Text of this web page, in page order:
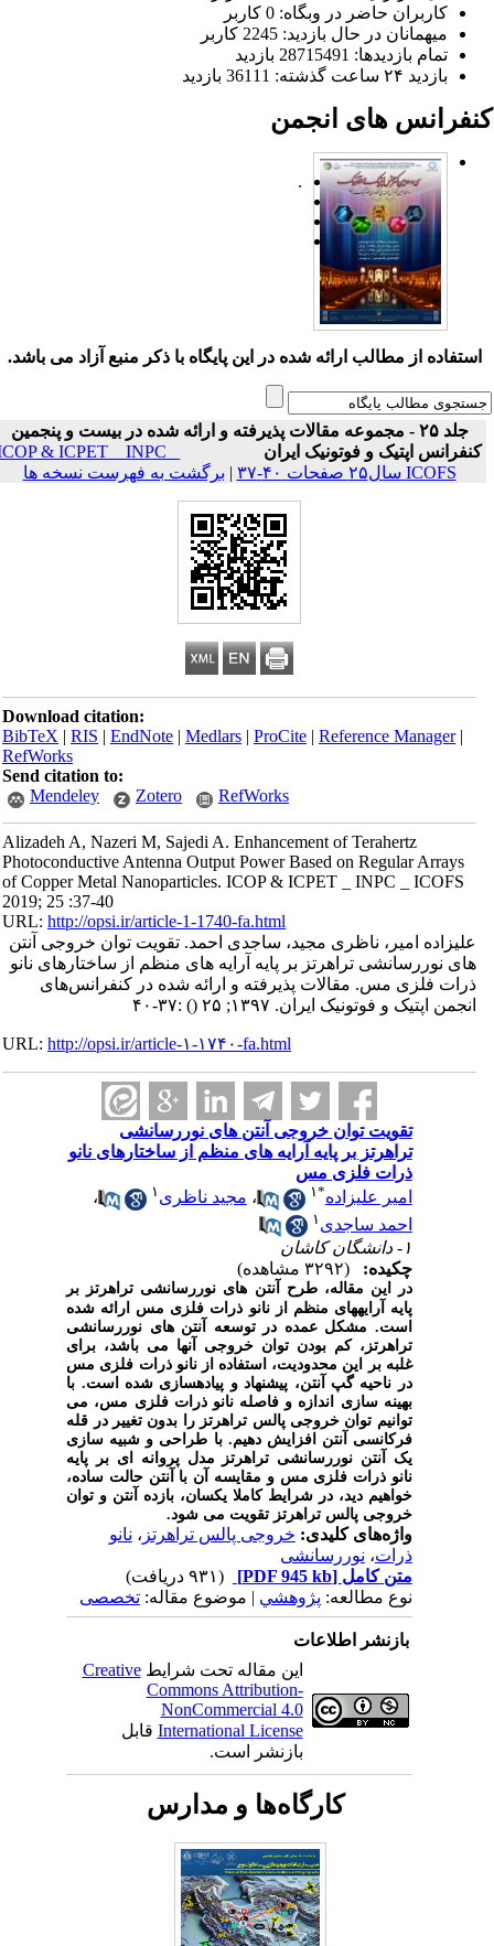
کاربران حاضر در وبگاه: 0 کاربر
میهمانان در حال بازدید: 2245 کاربر
تمام بازدید‌ها: 28715491 بازدید
بازدید ۲۴ ساعت گذشته: 36111 بازدید
های انجمن
.
استفاده از مطالب ارائه شده در این پایگاه با ذکر منبع آزاد می باشد.
جلد ۲۵ - مجموعه مقالات پذیرفته و ارائه شده در بیست و پنجمین
کنفرانس اپتیک و فوتونیک ایران
ICOP & ICPET _ INPC _
ICOFS سال۲۵ صفحات ۴۰-۳۷
|برگشت به فهرست نسخه ها
Download citation:
BibTeX|RIS|EndNote|Medlars|ProCite|Reference Manager
RefWorks
Send citation to:
Mendeley
Zotero RefWorks
Alizadeh A, Nazeri M, Sajedi A. Enhancement of Terahertz
Photoconductive Antenna Output Power Based on Regular Arrays
of Copper Metal Nanoparticles. ICOP & ICPET _ INPC _ ICOFS
2019; 25 :37-40
URL:http://opsi.ir/article-1-1740-fa.html
علیزاده امیر، ناظری مجید، ساجدی احمد. تقویت توان خروجی آنتن
های نوررسانشی تراهرتز بر پایه آرایه های منظم از ساختارهای نانو
ذرات فلزی مس. مقالات پذیرفته و ارائه شده در کنفرانس‌های
انجمن اپتیک و فوتونیک ایران. ۱۳۹۷; ۲۵
() :۳۷-۴۰
URL:http://opsi.ir/article-۱-۱۷۴۰-fa.html
تقویت توان خروجی آنتن های نوررسانشی
تراهرتز بر پایه آرایه های منظم از ساختارهای نانو
ذرات فلزی مس
امیر علیزاده* ۱ ،مجید ناظری۱
،
احمد ساجدی
چکیده:
در این مقاله، طرح آنتن های نوررسانشی تراهرتز بر
پایه آرایه­های منظم از نانو ذرات فلزی مسارائه شده
است.مشکل عمده در توسعهآنتن های نوررسانشی
تراهرتز، کم بودن توان خروجی آنها می باشد، برای
غلبه بر این محدودیت، استفاده از نانو ذرات فلزی مس
در ناحیه گپ آنتن، پیشنهاد و پیاده­سازی شده است. با
بهینه سازی اندازه و فاصلهنانو ذرات فلزی مس،می
توانیم توان خروجی پالس تراهرتز را بدون تغییر در قله
فرکانسی آنتن افزایش دهیم. با طراحی و شبیه سازی
یک آنتن نوررسانشی تراهرتز مدل پروانه ایبر پایه
نانو ذرات فلزی مس و مقایسه آن با آنتن حالت ساده،
خواهیم دید،در شرایط کاملا یکسان، بازده آنتن و توان
خروجی پالس تراهرتز تقویت می شود.
واژه‌های کلیدی:خروجی پالس تراهرتز، نانو
ذرات،نوررسانشی
متن کامل[PDF 945 kb]
نوع مطالعه:پژوهشي| موضوع مقاله:تخصصی
بازنشر اطلاعات
این مقاله تحت شرایطCreative
Commons Attribution-
NonCommercial 4.0
International Licenseقابل
بازنشر است.
کارگاه‌ها و مدارس